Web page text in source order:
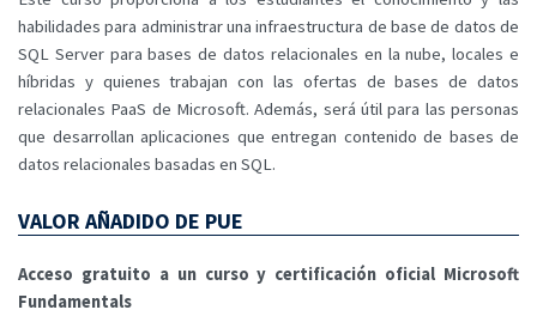
habilidades para administrar una infraestructura de base de datos de
SQL Server para bases de datos relacionales en la nube, locales e
híbridas y quienes trabajan con las ofertas de bases de datos
relacionales PaaS de Microsoft. Además, será útil para las personas
que desarrollan aplicaciones que entregan contenido de bases de
datos relacionales basadas en SQL.
VALOR AÑADIDO DE PUE
Acceso gratuito a un curso y certificación oficial Microsoft
Fundamentals